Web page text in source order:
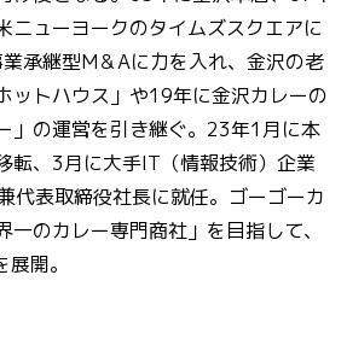
ニューヨークのタイムズスクエアに
承継型M＆Aに力を入れ、金沢の老
ットハウス」や19年に金沢カレーの
」の運営を引き継ぐ。23年1月に本
転、3月に大手IT（情報技術）企業
代表取締役社長に就任。ゴーゴーカ
一のカレー専門商社」を目指して、
開。